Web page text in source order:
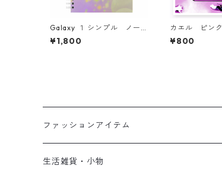
Galaxy １ シンプル ノー
ト simple note
¥1,800
カエル ピンク
¥800
ファッションアイテム
Tシャツ
生活雑貨・小物